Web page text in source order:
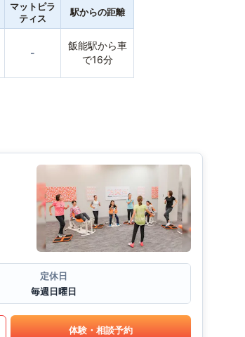
マットピラ
ティス
駅からの距離
-
飯能駅から車
で16分
定休日
毎週日曜日
体験・相談予約